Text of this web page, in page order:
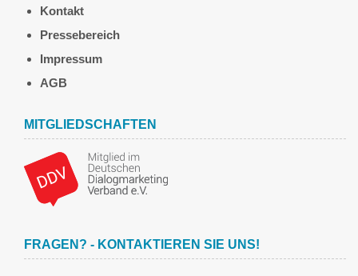
Kontakt
Pressebereich
Impressum
AGB
MITGLIEDSCHAFTEN
FRAGEN? - KONTAKTIEREN SIE UNS!